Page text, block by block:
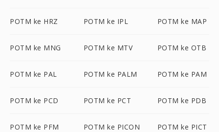
POTM ke HRZ POTM ke IPL POTM ke MAP
POTM ke MNG POTM ke MTV POTM ke OTB
POTM ke PAL POTM ke PALM POTM ke PAM
POTM ke PCD POTM ke PCT POTM ke PDB
POTM ke PFM POTM ke PICON POTM ke PICT